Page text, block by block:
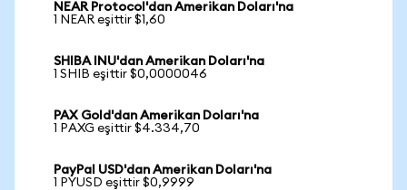
NEAR Protocol'dan Amerikan Doları'na
1 NEAR eşittir $1,60
SHIBA INU'dan Amerikan Doları'na
1 SHIB eşittir $0,0000046
PAX Gold'dan Amerikan Doları'na
1 PAXG eşittir $4.334,70
PayPal USD'dan Amerikan Doları'na
1 PYUSD eşittir $0,9999